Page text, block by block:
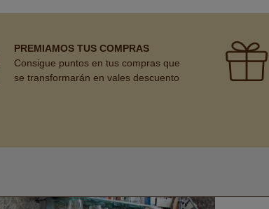
PREMIAMOS TUS COMPRAS
Consigue puntos en tus compras que
se transformarán en vales descuento